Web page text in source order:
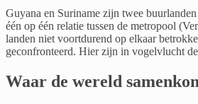
Guyana en Suriname zijn twee
één op één relatie tussen de metropool
landen niet voortdurend op elkaar
geconfronteerd. Hier zijn in vogelvlucht
Waar de wereld